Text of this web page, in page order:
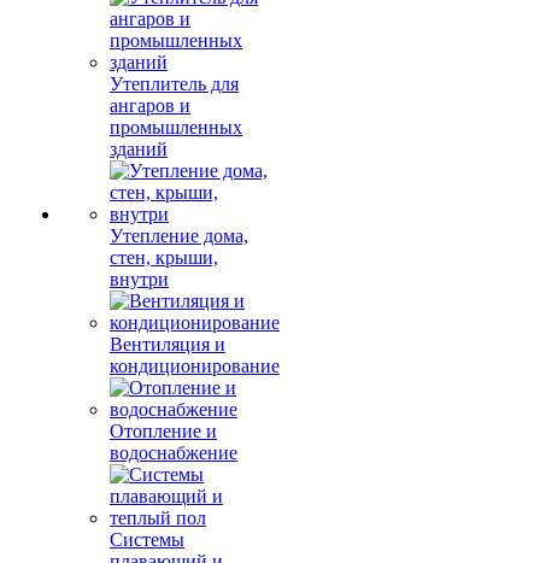
Утеплитель для
ангаров и
промышленных
зданий
Утепление дома,
стен, крыши,
внутри
Вентиляция и
кондиционирование
Отопление и
водоснабжение
Системы